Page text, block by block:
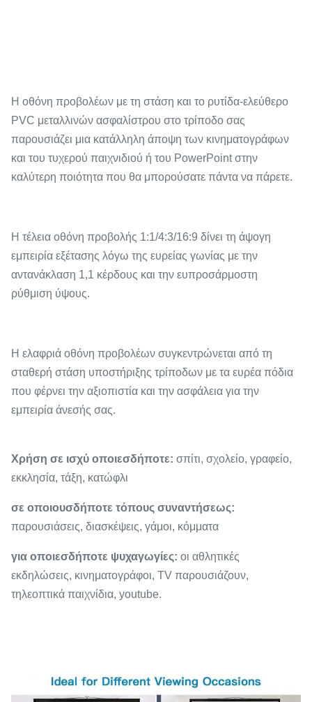
Η οθόνη προβολέων με τη στάση και το ρυτίδα-ελεύθερο
PVC μεταλλινών ασφαλίστρου στο τρίποδο σας
παρουσιάζει μια κατάλληλη άποψη των κινηματογράφων
και του τυχερού παιχνιδιού ή του PowerPoint στην
καλύτερη ποιότητα που θα μπορούσατε πάντα να πάρετε.
Η τέλεια οθόνη προβολής 1:1/4:3/16:9 δίνει τη άψογη
εμπειρία εξέτασης λόγω της ευρείας γωνίας με την
αντανάκλαση 1,1 κέρδους και την ευπροσάρμοστη
ρύθμιση ύψους.
Η ελαφριά οθόνη προβολέων συγκεντρώνεται από τη
σταθερή στάση υποστήριξης τρίποδων με τα ευρέα πόδια
που φέρνει την αξιοπιστία και την ασφάλεια για την
εμπειρία άνεσής σας.
Χρήση σε ισχύ οποιεσδήποτε: σπίτι, σχολείο, γραφείο,
εκκλησία, τάξη, κατώφλι
σε οποιουσδήποτε τόπους συναντήσεως:
παρουσιάσεις, διασκέψεις, γάμοι, κόμματα
για οποιεσδήποτε ψυχαγωγίες: οι αθλητικές
εκδηλώσεις, κινηματογράφοι, TV παρουσιάζουν,
τηλεοπτικά παιχνίδια, youtube.